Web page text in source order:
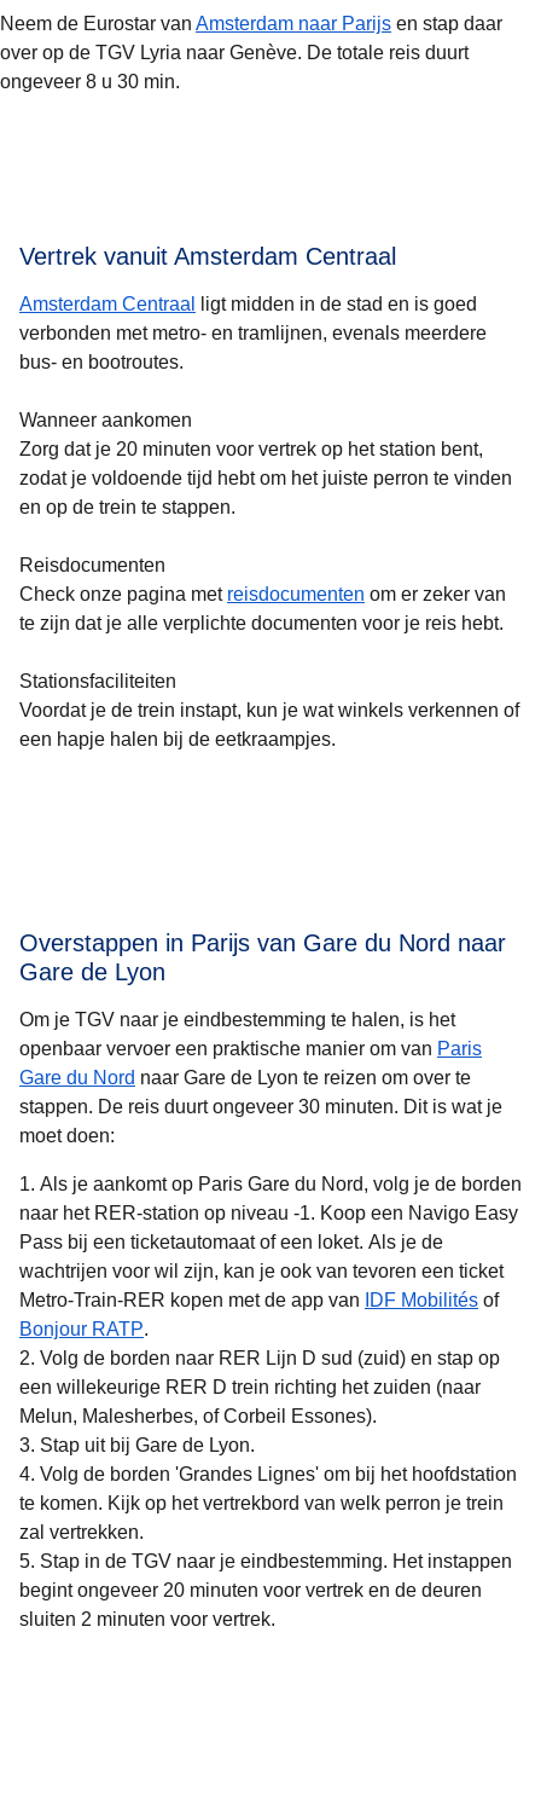
Neem de Eurostar van Amsterdam naar Parijs en stap daar
over op de TGV Lyria naar Genève. De totale reis duurt
ongeveer 8 u 30 min.
Vertrek vanuit Amsterdam Centraal
Amsterdam Centraal
ligt midden in de stad en is goed
verbonden met metro- en tramlijnen, evenals meerdere
bus- en bootroutes.
Wanneer aankomen
Zorg dat je 20 minuten voor vertrek op het station bent,
zodat je voldoende tijd hebt om het juiste perron te vinden
en op de trein te stappen.
Reisdocumenten
Check onze pagina met reisdocumenten om er zeker van
te zijn dat je alle verplichte documenten voor je reis hebt.
Stationsfaciliteiten
Voordat je de trein instapt, kun je wat winkels verkennen of
een hapje halen bij de eetkraampjes.
Overstappen in Parijs van Gare du Nord naar
Gare de Lyon
Om je TGV naar je eindbestemming te halen, is het
openbaar vervoer een praktische manier om van Paris
Gare du Nord naar Gare de Lyon te reizen om over te
stappen. De reis duurt ongeveer 30 minuten. Dit is wat je
moet doen:
Als je aankomt op Paris Gare du Nord, volg je de borden
naar het RER-station op niveau -1. Koop een Navigo Easy
Pass bij een ticketautomaat of een loket. Als je de
wachtrijen voor wil zijn, kan je ook van tevoren een ticket
Metro-Train-RER kopen met de app van
IDF Mobilités( opent
of
Bonjour RATP(.
Volg de borden naar RER Lijn D sud (zuid) en stap op
een willekeurige RER D trein richting het zuiden (naar
Melun, Malesherbes, of Corbeil Essones).
Stap uit bij Gare de Lyon.
Volg de borden 'Grandes Lignes' om bij het hoofdstation
te komen. Kijk op het vertrekbord van welk perron je trein
zal vertrekken.
Stap in de TGV naar je eindbestemming. Het instappen
begint ongeveer 20 minuten voor vertrek en de deuren
sluiten 2 minuten voor vertrek.